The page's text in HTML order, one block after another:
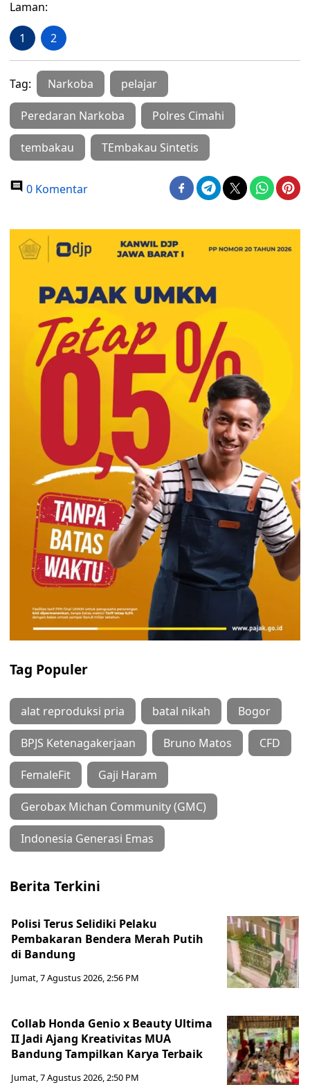
Laman:
1 2
Tag: Narkoba pelajar
Peredaran Narkoba Polres Cimahi
tembakau TEmbakau Sintetis
0 Komentar
Tag Populer
alat reproduksi pria batal nikah Bogor
BPJS Ketenagakerjaan Bruno Matos CFD
FemaleFit Gaji Haram
Gerobax Michan Community (GMC)
Indonesia Generasi Emas
Berita Terkini
Polisi Terus Selidiki Pelaku
Pembakaran Bendera Merah Putih
di Bandung
Jumat, 7 Agustus 2026, 2:56 PM
Collab Honda Genio x Beauty Ultima
II Jadi Ajang Kreativitas MUA
Bandung Tampilkan Karya Terbaik
Jumat, 7 Agustus 2026, 2:50 PM